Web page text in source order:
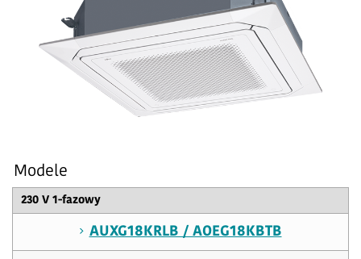
Modele
230 V 1-fazowy
AUXG18KRLB / AOEG18KBTB